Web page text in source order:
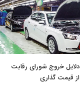
دلایل خروج شورای رقابت
از قیمت گذاری